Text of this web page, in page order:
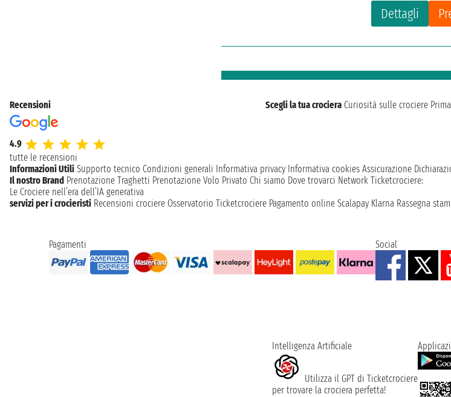
Dettagli
Recensioni
4.9
tutte le recensioni
Scegli la tua crociera Curiosità sulle crociere
Informazioni Utili Supporto tecnico Condizioni generali Informativa privacy Informativa cookies Assicurazione
Il nostro Brand Prenotazione Traghetti Prenotazione Volo Privato Chi siamo Dove trovarci Network Ticketcrociere:
Le Crociere nell’era dell’IA generativa
servizi per i crocieristi Recensioni crociere Osservatorio Ticketcrociere Pagamento online Scalapay Klarna Rassegna
Pagamenti Social
Intelligenza Artificiale
Utilizza il GPT di Ticketcrociere
per trovare la crociera perfetta!